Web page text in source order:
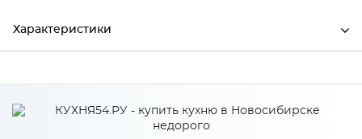
Характеристики